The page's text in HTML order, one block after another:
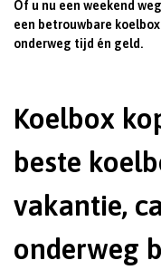
Of u nu een weekend
een betrouwbare
onderweg tijd én geld.
Koelbox
beste
vakantie,
onderweg